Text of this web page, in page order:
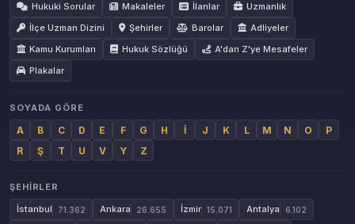
Hukuki Sorular
Makaleler İlanlar
Uzmanlık
İlçe Uzman Dizini
Şehirler Barolar
Adliyeler
Kamu Kurumları
Hukuk Sözlüğü
A'dan Z'ye Mesafeler
Plakalar
SOYADA GÖRE
A B C D E F G H İ J K L M N O
P
R
Ş T U V Y Z
ŞEHIRLER
İstanbul
71.362 Ankara 26.655 İzmir 15.071 Antalya 6.102